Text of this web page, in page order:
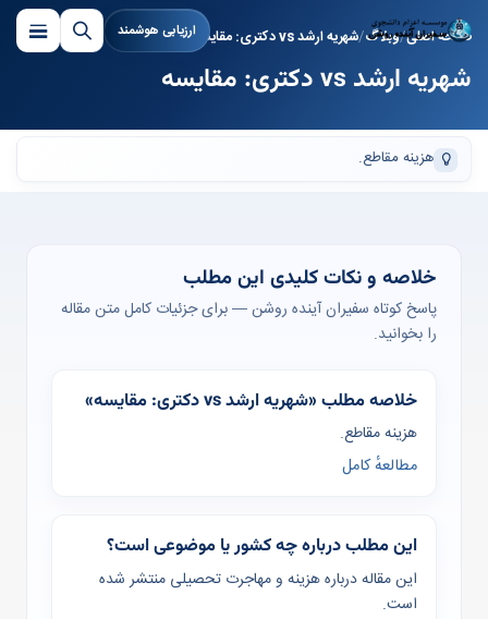
ارزیابی هوشمند صفحه اصلی وبلاگ شهریه ارشد vs دکتری: مقایسه
شهریه ارشد vs دکتری: مقایسه
هزینه مقاطع.
خلاصه و نکات کلیدی این مطلب
پاسخ کوتاه سفیران آینده روشن — برای جزئیات کامل متن مقاله
را بخوانید.
خلاصه مطلب «شهریه ارشد vs دکتری: مقایسه»
هزینه مقاطع.
مطالعهٔ کامل
این مطلب درباره چه کشور یا موضوعی است؟
این مقاله درباره هزینه و مهاجرت تحصیلی منتشر شده
است.